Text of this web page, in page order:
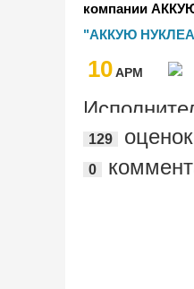
компании
реализующей
"АККУЮ
10AРМ
129
оценок
0